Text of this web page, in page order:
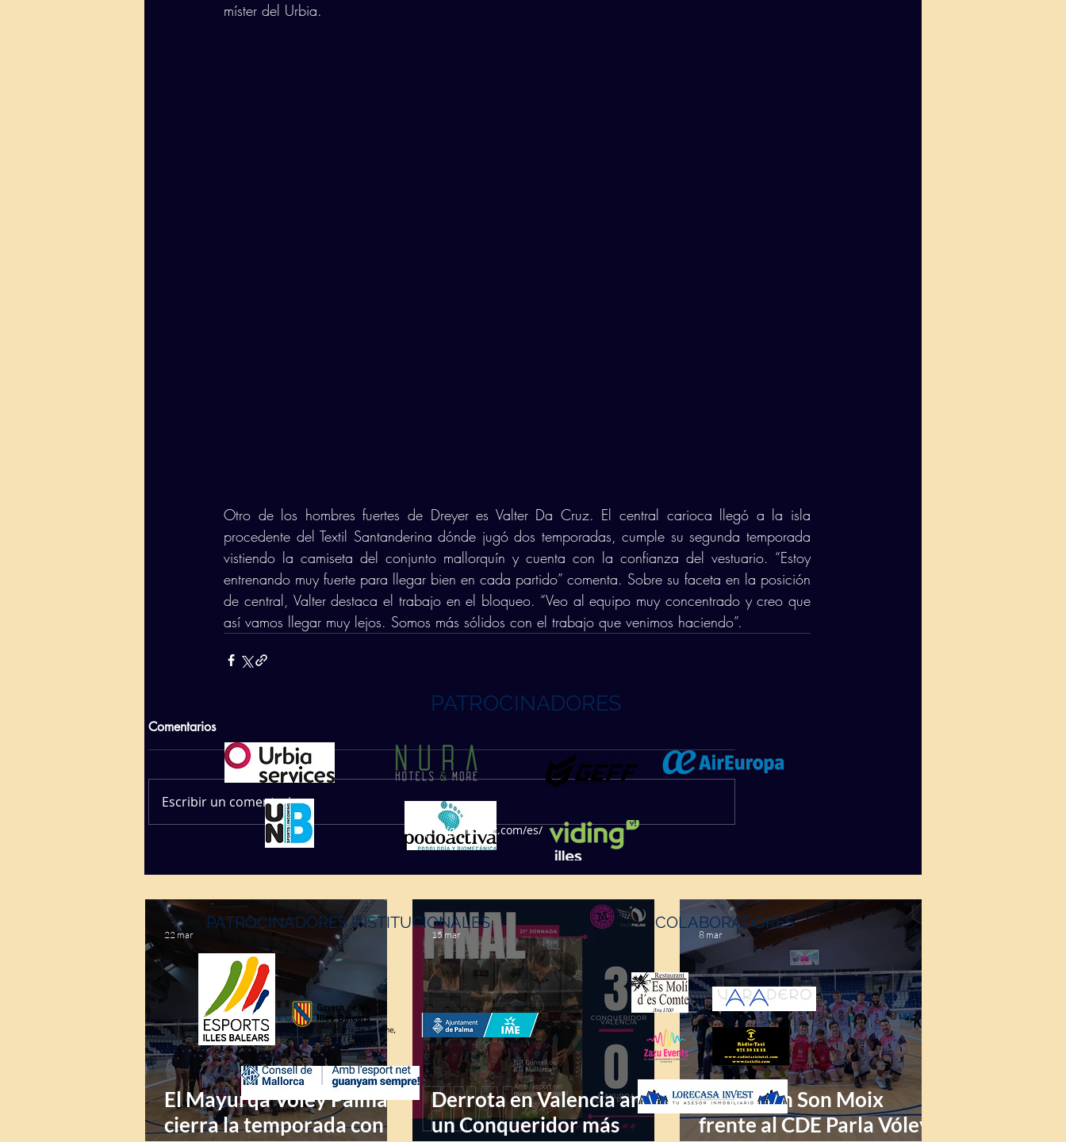
míster del Urbia.
Otro de los hombres fuertes de Dreyer es Valter Da Cruz. El central carioca llegó a la isla
procedente del Textil Santanderina dónde jugó dos temporadas, cumple su segunda temporada
vistiendo la camiseta del conjunto mallorquín y cuenta con la confianza del vestuario. “Estoy
entrenando muy fuerte para llegar bien en cada partido” comenta. Sobre su faceta en la posición
de central, Valter destaca el trabajo en el bloqueo. “Veo al equipo muy concentrado y creo que
así vamos llegar muy lejos. Somos más sólidos con el trabajo que venimos haciendo”.
Comentarios
Escribir un comentario...
El Mayurqa Voley Palma
cierra la temporada con
22 mar
Derrota en Valencia ante
un Conqueridor más
15 mar
Triunfo en Son Moix
frente al CDE Parla Vóley
8 mar
PATROCINADORES
PATROCINADORES INSTITUCIONALES COLABORADORES
https://geffsport.com/es/